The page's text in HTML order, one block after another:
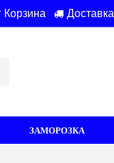
Корзина Доставка
ЗАМОРОЗКА